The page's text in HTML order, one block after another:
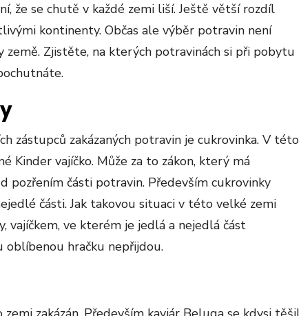
že se chutě v každé zemi liší. Ještě větší rozdíl
kontinenty. Občas ale výběr potravin není
Zjistěte, na kterých potravinách si při pobytu
zástupců zakázaných potravin je cukrovinka. V této
Kinder vajíčko. Může za to zákon, který má
pozřením části potravin. Především cukrovinky
části. Jak takovou situaci v této velké zemi
vajíčkem, ve kterém je jedlá a nejedlá část
oblíbenou hračku nepřijdou.